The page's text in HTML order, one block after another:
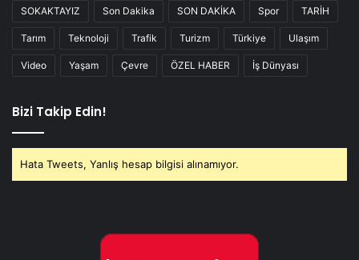
SOKAKTAYIZ Son Dakika SON DAKİKA Spor TARİH
Tarım Teknoloji Trafik Turizm Türkiye Ulaşım
Video Yaşam Çevre ÖZEL HABER İş Dünyası
Bizi Takip Edin!
Hata Tweets, Yanlış hesap bilgisi alınamıyor.